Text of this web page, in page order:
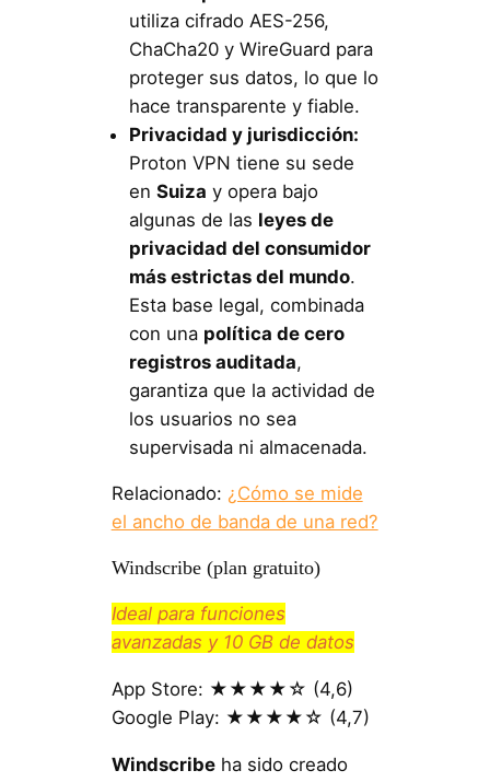
utiliza cifrado AES-256,
ChaCha20 y WireGuard para
proteger sus datos, lo que lo
hace transparente y fiable.
Privacidad y jurisdicción:
Proton VPN tiene su sede
en Suiza y opera bajo
algunas de las leyes de
privacidad del consumidor
más estrictas del mundo.
Esta base legal, combinada
con una política de cero
registros auditada,
garantiza que la actividad de
los usuarios no sea
supervisada ni almacenada.
Relacionado: ¿Cómo se mide
el ancho de banda de una red?
Windscribe (plan gratuito)
Ideal para funciones
avanzadas y 10 GB de datos
App Store: ★★★★☆ (4,6)
Google Play: ★★★★☆ (4,7)
Windscribeha sido creado